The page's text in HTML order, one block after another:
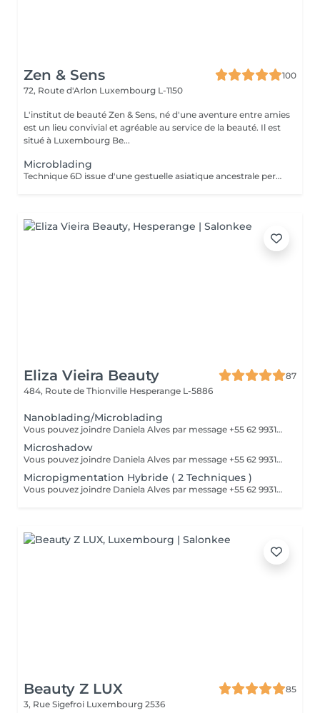
Zen & Sens
100
72, Route d'Arlon Luxembourg L-1150
L'institut de beauté Zen & Sens, né d'une aventure entre amies
est un lieu convivial et agréable au service de la beauté. Il est
situé à Luxembourg Be...
Microblading
Technique 6D issue d'une gestuelle asiatique ancestrale permettant de restructurer vos sourcils pour un résultat poil à poil plus vrai que nature Prenez rendez vous avec notre experte pour conseils et devis personnalisés.
Eliza Vieira Beauty
87
484, Route de Thionville Hesperange L-5886
Nanoblading/Microblading
Vous pouvez joindre Daniela Alves par message +55 62 99310-0348 ou par téléphone 661898866
Microshadow
Vous pouvez joindre Daniela Alves par message +55 62 99310-0348 ou par téléphone 661898866
Micropigmentation Hybride ( 2 Techniques )
Vous pouvez joindre Daniela Alves par message +55 62 99310-0348 ou par téléphone 661898866
Beauty Z LUX
85
3, Rue Sigefroi Luxembourg 2536